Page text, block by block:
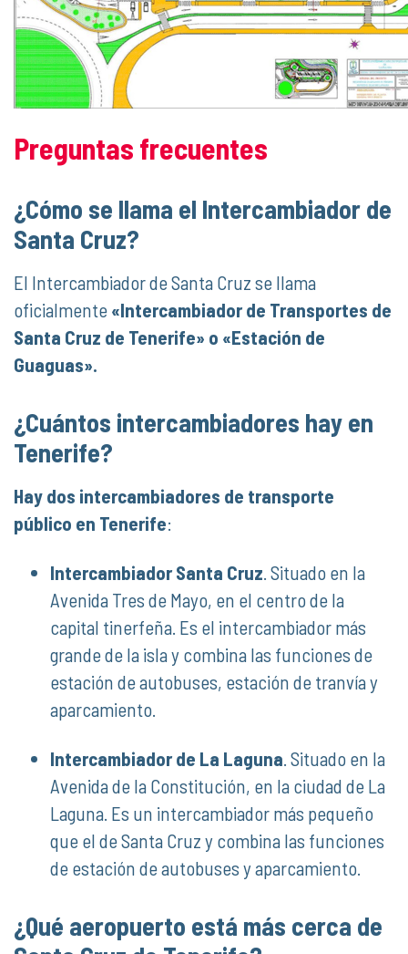
Preguntas frecuentes
¿Cómo se llama el Intercambiador de
Santa Cruz?
El Intercambiador de Santa Cruz se llama
oficialmente «Intercambiador de Transportes de
Santa Cruz de Tenerife» o «Estación de
Guaguas».
¿Cuántos intercambiadores hay en
Tenerife?
Hay dos intercambiadores de transporte
público en Tenerife:
Intercambiador Santa Cruz. Situado en la
Avenida Tres de Mayo, en el centro de la
capital tinerfeña. Es el intercambiador más
grande de la isla y combina las funciones de
estación de autobuses, estación de tranvía y
aparcamiento.
Intercambiador de La Laguna. Situado en la
Avenida de la Constitución, en la ciudad de La
Laguna. Es un intercambiador más pequeño
que el de Santa Cruz y combina las funciones
de estación de autobuses y aparcamiento.
¿Qué aeropuerto está más cerca de